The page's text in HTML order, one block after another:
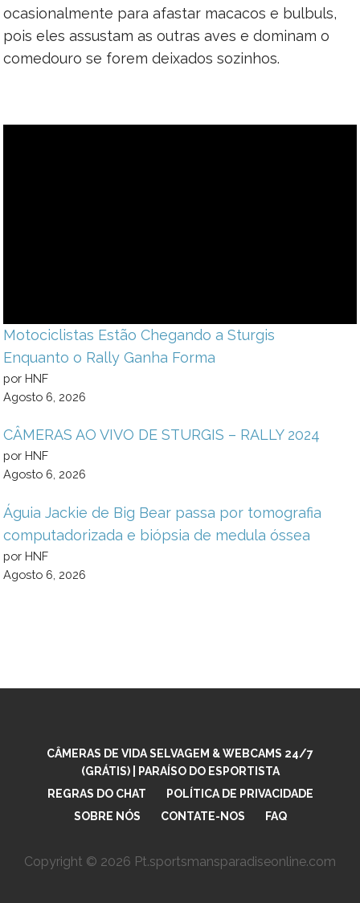
ocasionalmente para afastar macacos e bulbuls,
pois eles assustam as outras aves e dominam o
comedouro se forem deixados sozinhos.
Motociclistas Estão Chegando a Sturgis
Enquanto o Rally Ganha Forma
por HNF
Agosto 6, 2026
CÂMERAS AO VIVO DE STURGIS – RALLY 2024
por HNF
Agosto 6, 2026
Águia Jackie de Big Bear passa por tomografia
computadorizada e biópsia de medula óssea
por HNF
Agosto 6, 2026
CÂMERAS DE VIDA SELVAGEM & WEBCAMS 24/7
(GRÁTIS) | PARAÍSO DO ESPORTISTA
REGRAS DO CHAT
POLÍTICA DE PRIVACIDADE
SOBRE NÓS
CONTATE-NOS FAQ
Copyright © 2026 Pt.sportsmansparadiseonline.com